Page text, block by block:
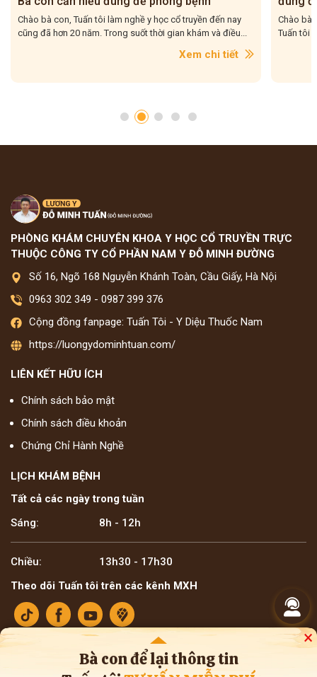
Chào bà con, Viêm da cơ địa tái đi tái lại là tình trạng mà
Tuấn tôi gặp rất nhiều trong quá trình hơn 20...
Xem chi tiết
Chào bà
tôi gặp
Bà con để lại thông tin
×
PHÒNG KHÁM CHUYÊN KHOA Y HỌC CỔ TRUYỀN TRỰC
THUỘC CÔNG TY CỔ PHẦN NAM Y ĐỖ MINH ĐƯỜNG
Số 16, Ngõ 168 Nguyễn Khánh Toàn, Cầu Giấy, Hà Nội
0963 302 349 - 0987 399 376
Cộng đồng fanpage: Tuấn Tôi - Y Diệu Thuốc Nam
https://luongydominhtuan.com/
LIÊN KẾT HỮU ÍCH
Chính sách bảo mật
Chính sách điều khoản
Chứng Chỉ Hành Nghề
LỊCH KHÁM BỆNH
Tất cả các ngày trong tuần
Sáng:
8h - 12h
Chiều:
13h30 - 17h30
Theo dõi Tuấn tôi trên các kênh MXH